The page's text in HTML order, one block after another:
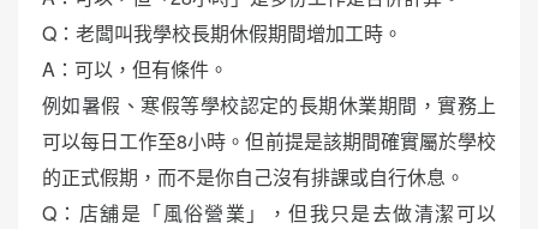
Q：老闆叫我學校長期休假期間增加工時。
A：可以，但有條件。
例如暑假、寒假等學校認定的長期休業期間，實務上
可以每日工作至8小時。但前提是該期間確實屬於學校
的正式假期，而不是你自己沒有排課或自行休息。
Q：店舖是「風俗營業」，但我只是去做清潔可以